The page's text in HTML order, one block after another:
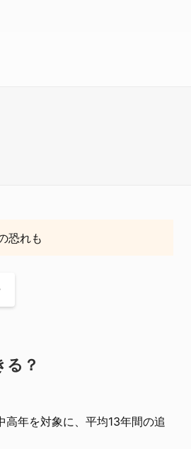
恐れも
る？
年を対象に、平均13年間の追